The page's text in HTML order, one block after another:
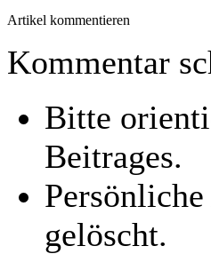
Artikel kommentieren
Kommentar
Bitte
Beitrages.
gelöscht.